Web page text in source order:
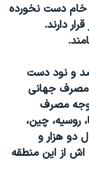
دست نخورده
دارند.
و نود دست
مصرف جهانی
مصرف
روسيه، چين،
دو هزار و
از اين منطقه